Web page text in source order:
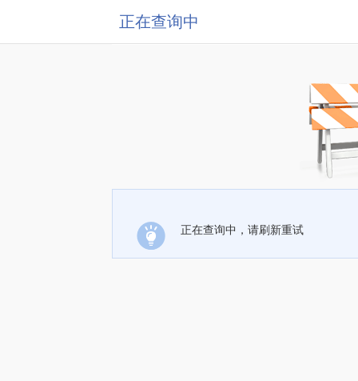
正在查询中
正在查询中，请刷新重试